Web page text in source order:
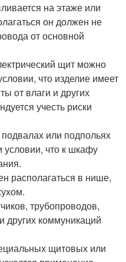
на этаже или
он должен не
от основной
щит можно
что изделие имеет
от влаги и других
учесть риски
или подпольях
условии, что к шкафу
располагаться в нише,
трубопроводов,
других коммуникаций
щитовых или